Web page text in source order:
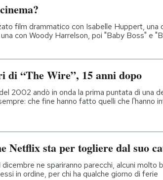
film drammatico con Isabelle Huppert, una
con Woody Harrelson, poi "Baby Boss" e
di “The Wire”, 15 anni dopo
2002 andò in onda la prima puntata di una
che fine hanno fatto quelli che l'hanno
Netflix sta per togliere dal suo
dicembre ne spariranno parecchi, alcuni molto
in ordine, per chi ha qualche giorno di ferie